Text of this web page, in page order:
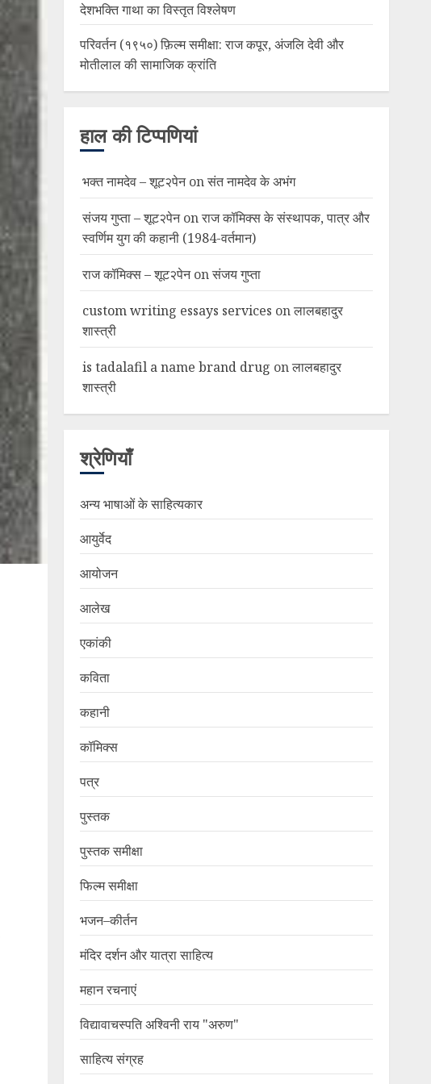
देशभक्ति गाथा का विस्तृत विश्लेषण
परिवर्तन (१९५०) फ़िल्म समीक्षा: राज कपूर, अंजलि देवी और
मोतीलाल की सामाजिक क्रांति
हाल की टिप्पणियां
भक्त नामदेव – शूट२पेनonसंत नामदेव के अभंग
संजय गुप्ता – शूट२पेनonराज कॉमिक्स के संस्थापक, पात्र और
स्वर्णिम युग की कहानी (1984-वर्तमान)
राज कॉमिक्स – शूट२पेनonसंजय गुप्ता
custom writing essays services onलालबहादुर
शास्त्री
is tadalafil a name brand drug onलालबहादुर
शास्त्री
श्रेणियाँ
अन्य भाषाओं के साहित्यकार
आयुर्वेद
आयोजन
आलेख
एकांकी
कविता
कहानी
कॉमिक्स
पत्र
पुस्तक
पुस्तक समीक्षा
फिल्म समीक्षा
भजन–कीर्तन
मंदिर दर्शन और यात्रा साहित्य
महान रचनाएं
विद्यावाचस्पति अश्विनी राय "अरुण"
साहित्य संग्रह